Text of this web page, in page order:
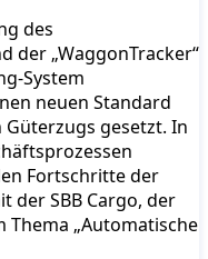
des
der „WaggonTracker“
System
neuen Standard
gesetzt. In
Fortschritte der
der SBB Cargo, der
Thema „Automatische